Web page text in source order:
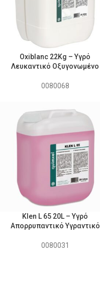
Oxiblanc 22Kg – Υγρό
Λευκαντικό Οξυγονωμένο
0080068
Klen L 65 20L – Υγρό
Απορρυπαντικό Υγραντικό
0080031